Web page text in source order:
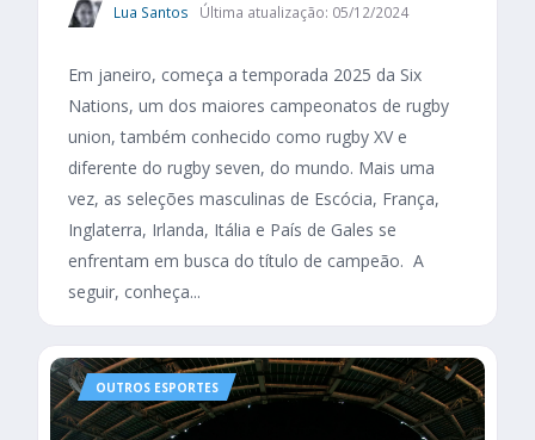
Lua Santos Última atualização: 05/12/2024
Em janeiro, começa a temporada 2025 da Six
Nations, um dos maiores campeonatos de rugby
union, também conhecido como rugby XV e
diferente do rugby seven, do mundo. Mais uma
vez, as seleções masculinas de Escócia, França,
Inglaterra, Irlanda, Itália e País de Gales se
enfrentam em busca do título de campeão. A
seguir, conheça...
OUTROS ESPORTES